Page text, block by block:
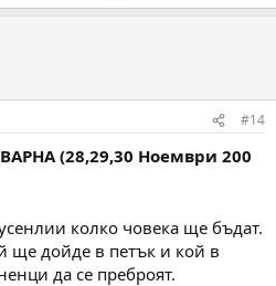
#14
(28,29,30 Ноември 200
колко човека ще бъдат.
ще дойде в петък и кой в
да се преброят.